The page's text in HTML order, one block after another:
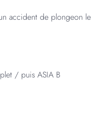
accident de plongeon le
/ puis ASIA B